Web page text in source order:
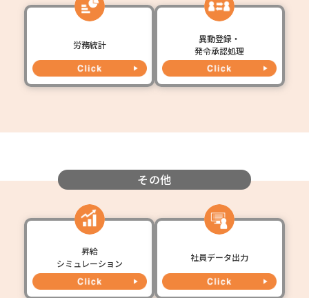
労務統計
異動登録・
発令承認処理
その他
昇給
シミュレーション
社員データ出力